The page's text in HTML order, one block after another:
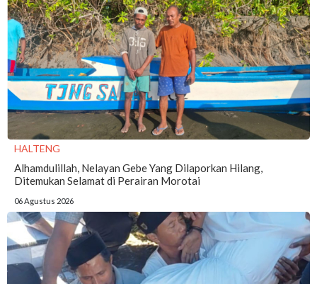
HALTENG
Alhamdulillah, Nelayan Gebe Yang Dilaporkan Hilang,
Ditemukan Selamat di Perairan Morotai
06 Agustus 2026